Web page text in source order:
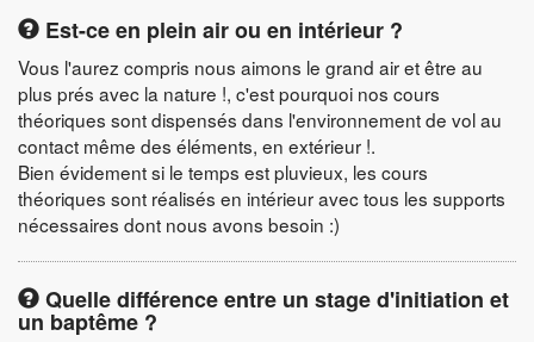
Est-ce en plein air ou en intérieur ?
Vous l'aurez compris nous aimons le grand air et être au
plus prés avec la nature !, c'est pourquoi nos cours
théoriques sont dispensés dans l'environnement de vol au
contact même des éléments, en extérieur !.
Bien évidement si le temps est pluvieux, les cours
théoriques sont réalisés en intérieur avec tous les supports
nécessaires dont nous avons besoin :)
Quelle différence entre un stage d'initiation et
un baptême ?